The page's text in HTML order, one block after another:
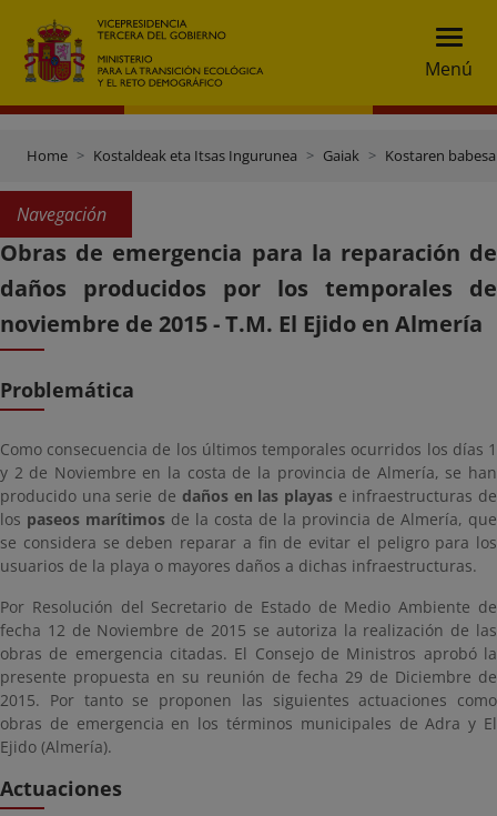
Menú
Home Kostaldeak eta Itsas Ingurunea Gaiak Kostaren babesa
Navegación
Obras de emergencia para la reparación de
daños producidos por los temporales de
noviembre de 2015 - T.M. El Ejido en Almería
Problemática
Como consecuencia de los últimos temporales ocurridos los días 1
y 2 de Noviembre en la costa de la provincia de Almería, se han
producido una serie de daños en las playase infraestructuras de
los paseos marítimos de la costa de la provincia de Almería, que
se considera se deben reparar a fin de evitar el peligro para los
usuarios de la playa o mayores daños a dichas infraestructuras.
Por Resolución del Secretario de Estado de Medio Ambiente de
fecha 12 de Noviembre de 2015 se autoriza la realización de las
obras de emergencia citadas. El Consejo de Ministros aprobó la
presente propuesta en su reunión de fecha 29 de Diciembre de
2015. Por tanto se proponen las siguientes actuaciones como
obras de emergencia en los términos municipales de Adra y El
Ejido (Almería).
Actuaciones